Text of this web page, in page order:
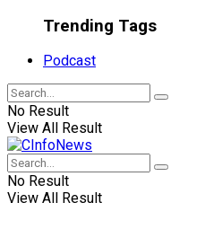
Trending Tags
Podcast
No Result
View All Result
No Result
View All Result